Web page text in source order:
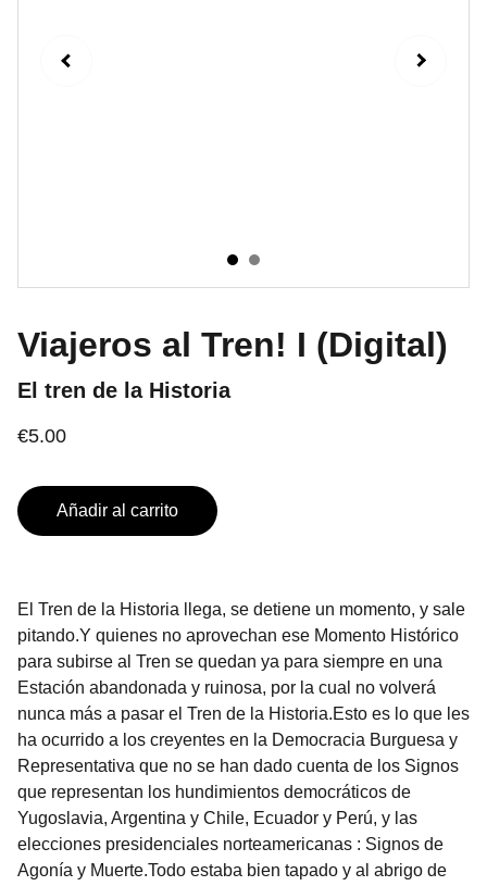
Viajeros al Tren! I (Digital)
El tren de la Historia
€5.00
Añadir al carrito
El Tren de la Historia llega, se detiene un momento, y sale
pitando.Y quienes no aprovechan ese Momento Histórico
para subirse al Tren se quedan ya para siempre en una
Estación abandonada y ruinosa, por la cual no volverá
nunca más a pasar el Tren de la Historia.Esto es lo que les
ha ocurrido a los creyentes en la Democracia Burguesa y
Representativa que no se han dado cuenta de los Signos
que representan los hundimientos democráticos de
Yugoslavia, Argentina y Chile, Ecuador y Perú, y las
elecciones presidenciales norteamericanas : Signos de
Agonía y Muerte.Todo estaba bien tapado y al abrigo de